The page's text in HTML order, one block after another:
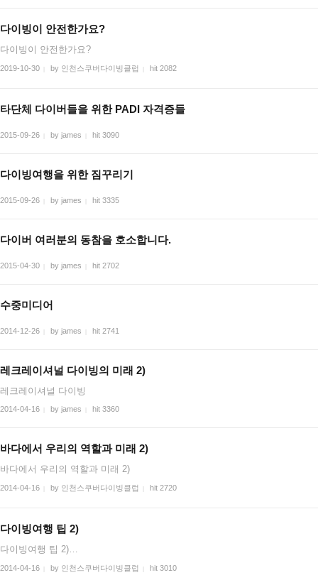
다이빙이 안전한가요?
다이빙이 안전한가요?
2019-10-30 by 인천스쿠버다이빙클럽 hit 2082
타단체 다이버들을 위한 PADI 자격증들
2015-09-26 by james hit 3090
다이빙여행을 위한 짐꾸리기
2015-09-26 by james hit 3335
다이버 여러분의 동참을 호소합니다.
2015-04-30 by james hit 2702
수중미디어
2014-12-26 by james hit 2741
레크레이셔널 다이빙의 미래 2)
레크레이셔널 다이빙
2014-04-16 by james hit 3360
바다에서 우리의 역할과 미래 2)
바다에서 우리의 역할과 미래 2)
2014-04-16 by 인천스쿠버다이빙클럽 hit 2720
다이빙여행 팁 2)
다이빙여행 팁 2)…
2014-04-16 by 인천스쿠버다이빙클럽 hit 3010